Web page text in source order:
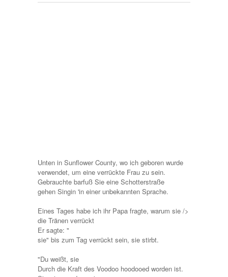
Unten in Sunflower County, wo ich geboren wurde
verwendet, um eine verrückte Frau zu sein.
Gebrauchte barfuß Sie eine Schotterstraße
gehen Singin 'in einer unbekannten Sprache.
Eines Tages habe ich ihr Papa fragte, warum sie />
die Tränen verrückt
Er sagte: "
sie" bis zum Tag verrückt sein, sie stirbt.
"Du weißt, sie
Durch die Kraft des Voodoo hoodooed worden ist.